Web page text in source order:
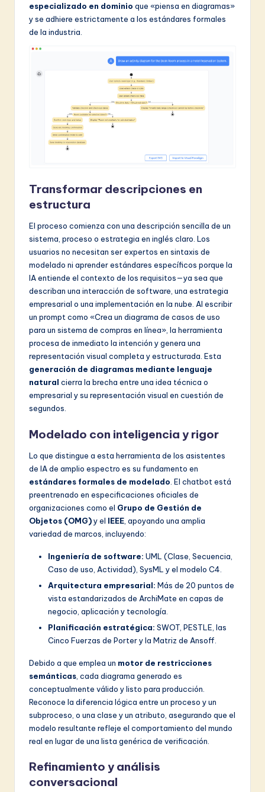
&
S
o
ti
o
especializado en dominio que «piensa en diagramas»
y se adhiere estrictamente a los estándares formales
de la industria.
Transformar descripciones en
estructura
El proceso comienza con una descripción sencilla de un
sistema, proceso o estrategia en inglés claro. Los
usuarios no necesitan ser expertos en sintaxis de
modelado ni aprender estándares específicos porque la
IA entiende el contexto de los requisitos—ya sea que
describan una interacción de software, una estrategia
empresarial o una implementación en la nube. Al escribir
un prompt como «Crea un diagrama de casos de uso
para un sistema de compras en línea», la herramienta
procesa de inmediato la intención y genera una
representación visual completa y estructurada. Esta
generación de diagramas mediante lenguaje
natural cierra la brecha entre una idea técnica o
empresarial y su representación visual en cuestión de
segundos.
Modelado con inteligencia y rigor
Lo que distingue a esta herramienta de los asistentes
de IA de amplio espectro es su fundamento en
estándares formales de modelado . El chatbot está
preentrenado en especificaciones oficiales de
organizaciones como el Grupo de Gestión de
Objetos (OMG)y el IEEE , apoyando una amplia
variedad de marcos, incluyendo:
Ingeniería de software: UML (Clase, Secuencia,
Caso de uso, Actividad), SysML y el modelo C4.
Arquitectura empresarial: Más de 20 puntos de
vista estandarizados de ArchiMate en capas de
negocio, aplicación y tecnología.
Planificación estratégica: SWOT, PESTLE, las
Cinco Fuerzas de Porter y la Matriz de Ansoff.
Debido a que emplea un motor de restricciones
semánticas , cada diagrama generado es
conceptualmente válido y listo para producción.
Reconoce la diferencia lógica entre un proceso y un
subproceso, o una clase y un atributo, asegurando que el
modelo resultante refleje el comportamiento del mundo
real en lugar de una lista genérica de verificación.
Refinamiento y análisis
conversacional